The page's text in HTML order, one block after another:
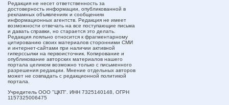
Редакция не несет ответственность за
достоверность информации, опубликованной в
рекламных объявлениях и сообщениях
информационных агентств. Редакция не имеет
возможности отвечать на все поступающие письма
и давать справки, но старается это делать.
Редакция лояльно относится к фрагментарному
цитированию своих материалов сторонними СМИ
и интернет-сайтами при наличии активной
гиперссылки на первоисточник. Копирование и
опубликование авторских материалов нашего
портала целиком возможно только с письменного
разрешения редакции. Мнение отдельных авторов
может не совпадать с редакционной политикой
портала.
Учредитель ООО "ЦКП". ИНН 7325140148, ОГРН
1157325006475